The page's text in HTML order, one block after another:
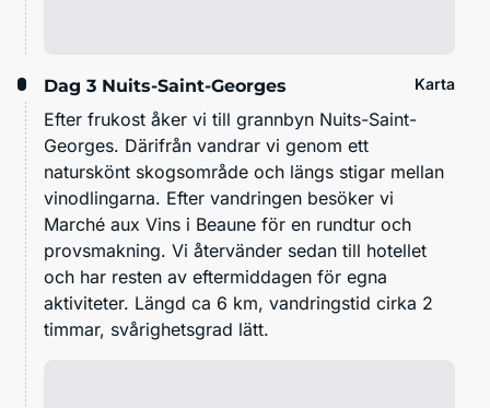
Dag 3 Nuits-Saint-Georges Karta
Efter frukost åker vi till grannbyn Nuits-Saint-
Georges. Därifrån vandrar vi genom ett
naturskönt skogsområde och längs stigar mellan
vinodlingarna. Efter vandringen besöker vi
Marché aux Vins i Beaune för en rundtur och
provsmakning. Vi återvänder sedan till hotellet
och har resten av eftermiddagen för egna
aktiviteter. Längd ca 6 km, vandringstid cirka 2
timmar, svårighetsgrad lätt.